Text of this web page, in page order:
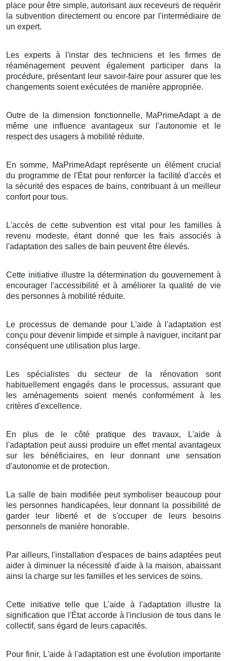
place pour être simple, autorisant aux receveurs de requérir
la subvention directement ou encore par l'intermédiaire de
un expert.
Les experts à l'instar des techniciens et les firmes de
réaménagement peuvent également participer dans la
procédure, présentant leur savoir-faire pour assurer que les
changements soient exécutées de manière appropriée.
Outre de la dimension fonctionnelle, MaPrimeAdapt a de
même une influence avantageux sur l'autonomie et le
respect des usagers à mobilité réduite.
En somme, MaPrimeAdapt représente un élément crucial
du programme de l'État pour renforcer la facilité d'accès et
la sécurité des espaces de bains, contribuant à un meilleur
confort pour tous.
L'accès de cette subvention est vital pour les familles à
revenu modeste, étant donné que les frais associés à
l'adaptation des salles de bain peuvent être élevés.
Cette initiative illustre la détermination du gouvernement à
encourager l'accessibilité et à améliorer la qualité de vie
des personnes à mobilité réduite.
Le processus de demande pour L'aide à l'adaptation est
conçu pour devenir limpide et simple à naviguer, incitant par
conséquent une utilisation plus large.
Les spécialistes du secteur de la rénovation sont
habituellement engagés dans le processus, assurant que
les aménagements soient menés conformément à les
critères d'excellence.
En plus de le côté pratique des travaux, L'aide à
l'adaptation peut aussi produire un effet mental avantageux
sur les bénéficiaires, en leur donnant une sensation
d'autonomie et de protection.
La salle de bain modifiée peut symboliser beaucoup pour
les personnes handicapées, leur donnant la possibilité de
garder leur liberté et de s'occuper de leurs besoins
personnels de manière honorable.
Par ailleurs, l'installation d'espaces de bains adaptées peut
aider à diminuer la nécessité d'aide à la maison, abaissant
ainsi la charge sur les familles et les services de soins.
Cette initiative telle que L'aide à l'adaptation illustre la
signification que l'État accorde à l'inclusion de tous dans le
collectif, sans égard de leurs capacités.
Pour finir, L'aide à l'adaptation est une évolution importante